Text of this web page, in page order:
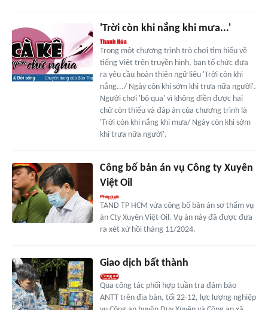
'Trời còn khi nắng khi mưa...'
Trong một chương trình trò chơi tìm hiểu về
tiếng Việt trên truyền hình, ban tổ chức đưa
ra yêu cầu hoàn thiện ngữ liệu 'Trời còn khi
nắng.../ Ngày còn khi sớm khi trưa nữa người'.
Người chơi 'bỏ qua' vì không điền được hai
chữ còn thiếu và đáp án của chương trình là
'Trời còn khi nắng khi mưa/ Ngày còn khi sớm
khi trưa nữa người'.
Công bố bản án vụ Công ty Xuyên
Việt Oil
TAND TP HCM vừa công bố bản án sơ thẩm vụ
án Cty Xuyên Việt Oil. Vụ án này đã được đưa
ra xét xử hồi tháng 11/2024.
Giao dịch bất thành
Qua công tác phối hợp tuần tra đảm bảo
ANTT trên địa bàn, tối 22-12, lực lượng nghiệp